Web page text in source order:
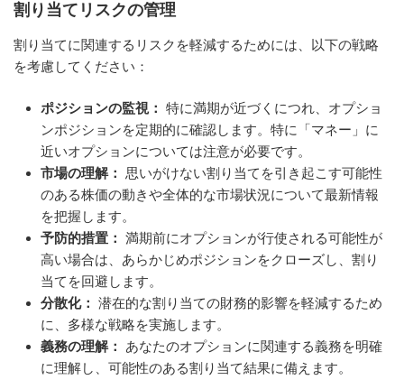
割り当てリスクの管理
割り当てに関連するリスクを軽減するためには、以下の戦略
を考慮してください：
ポジションの監視： 特に満期が近づくにつれ、オプショ
ンポジションを定期的に確認します。特に「マネー」に
近いオプションについては注意が必要です。
市場の理解：
思いがけない割り当てを引き起こす可能性
のある株価の動きや全体的な市場状況について最新情報
を把握します。
予防的措置： 満期前にオプションが行使される可能性が
高い場合は、あらかじめポジションをクローズし、割り
当てを回避します。
分散化： 潜在的な割り当ての財務的影響を軽減するため
に、多様な戦略を実施します。
義務の理解：
あなたのオプションに関連する義務を明確
に理解し、可能性のある割り当て結果に備えます。